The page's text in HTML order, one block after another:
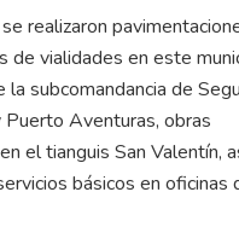
realizaron
de vialidades en este
la subcomandancia de
Aventuras, obras
el tianguis San Valentín,
básicos en oficinas